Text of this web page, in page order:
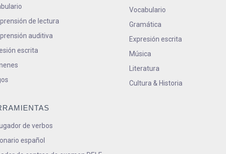
de lectura
auditiva
escrita
de verbos
español
Vocabulario
Gramática
Expresión escrita
Música
Literatura
Cultura & Historia